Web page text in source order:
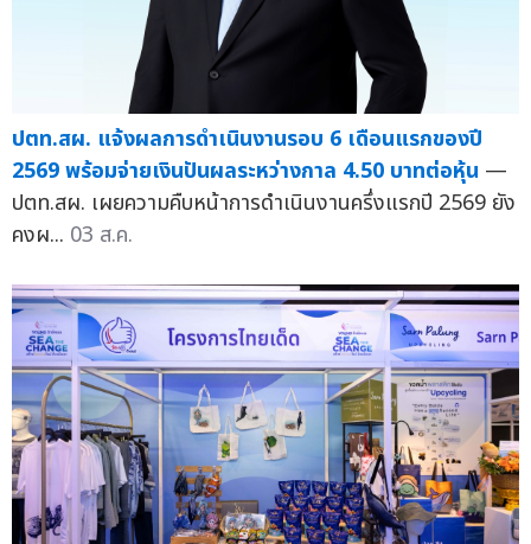
ปตท.สผ. แจ้งผลการดำเนินงานรอบ 6 เดือนแรกของปี
2569 พร้อมจ่ายเงินปันผลระหว่างกาล 4.50 บาทต่อหุ้น —
ปตท.สผ. เผยความคืบหน้าการดำเนินงานครึ่งแรกปี 2569 ยัง
คงผ... 03 ส.ค.